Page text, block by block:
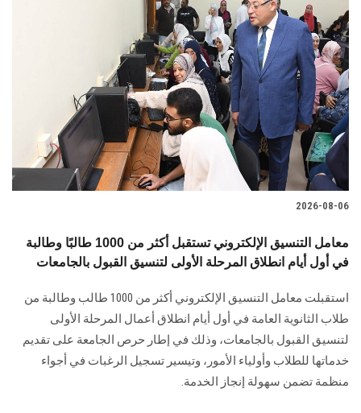
2026-08-06
معامل التنسيق الإلكتروني تستقبل أكثر من 1000 طالبًا وطالبة
في أول أيام انطلاق المرحلة الأولى لتنسيق القبول بالجامعات
استقبلت معامل التنسيق الإلكتروني أكثر من 1000 طالب وطالبة من
طلاب الثانوية العامة في أول أيام انطلاق أعمال المرحلة الأولى
لتنسيق القبول بالجامعات، وذلك في إطار حرص الجامعة على تقديم
خدماتها للطلاب وأولياء الأمور، وتيسير تسجيل الرغبات في أجواء
منظمة تضمن سهولة إنجاز الخدمة.